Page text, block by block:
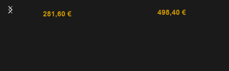
281,60 € 498,40 €